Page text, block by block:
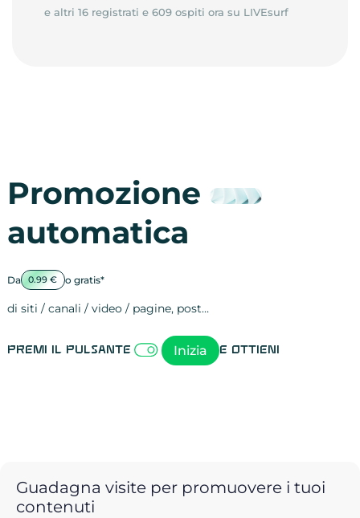
e altri 16 registrati e 609 ospiti ora su LIVEsurf
Promozione
automatica
Da 0.99 € o gratis*
di siti / canali / video / pagine, post…
Premi il pulsante Inizia e ottieni
Guadagna visite per promuovere i tuoi
contenuti